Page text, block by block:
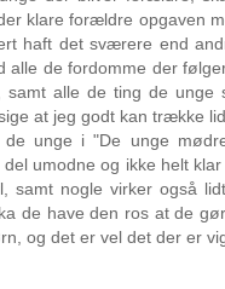
klare forældre opgaven
haft det sværere end
alle de fordomme der
samt alle de ting de unge
at jeg godt kan trække
de unge i "De unge
umodne og ikke helt
samt nogle virker også
de have den ros at de
og det er vel det der er